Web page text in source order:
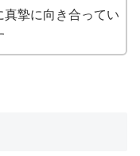
真摯に向き合ってい